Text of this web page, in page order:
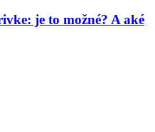
je to možné? A aké